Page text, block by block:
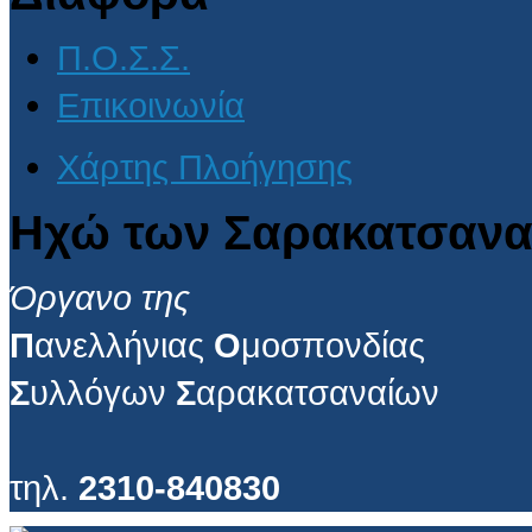
Π.Ο.Σ.Σ.
Επικοινωνία
Χάρτης Πλοήγησης
Ηχώ των
Όργανο της
Πανελλήνιας Ομοσπονδίας
Συλλόγων Σαρακατσαναίων
τηλ. 2310-840830